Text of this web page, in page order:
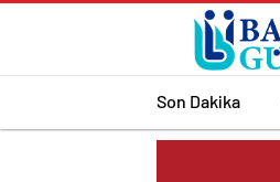
Son Dakika